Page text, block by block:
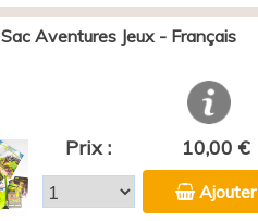
Sac Aventures Jeux - Français
Prix : 10,00 €
Ajouter